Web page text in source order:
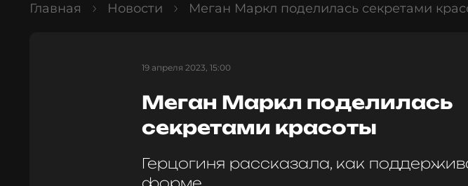
Главная Новости Меган Маркл поделилась секретами
19 апреля 2023, 15:00
Меган Маркл поделилась
секретами красоты
Герцогиня рассказала, как